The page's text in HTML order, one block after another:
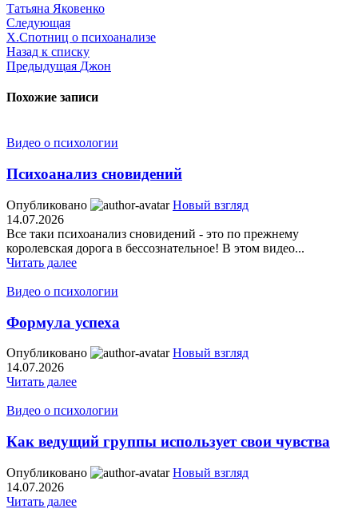
Татьяна Яковенко
Следующая
Х.Спотниц о психоанализе
Назад к списку
Предыдущая Джон
Похожие записи
Видео о психологии
Психоанализ сновидений
Опубликовано
Новый взгляд
14.07.2026
Все таки психоанализ сновидений - это по прежнему
королевская дорога в бессознательное! В этом видео...
Читать далее
Видео о психологии
Формула успеха
Опубликовано
Новый взгляд
14.07.2026
Читать далее
Видео о психологии
Как ведущий группы использует свои чувства
Опубликовано
Новый взгляд
14.07.2026
Читать далее